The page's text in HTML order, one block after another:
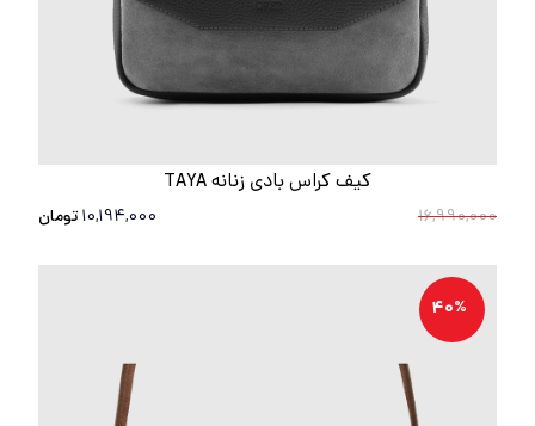
کیف کراس بادی زنانه TAYA
16,990,000
10,194,000تومان
40%